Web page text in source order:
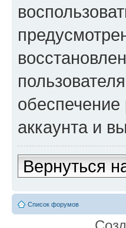
аккаунта и
Вернуться
Список форумов